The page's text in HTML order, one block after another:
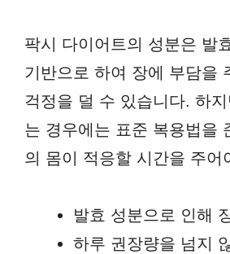
팍시 다이어트의 성분은 발
기반으로 하여 장에 부담을
걱정을 덜 수 있습니다. 하
는 경우에는 표준 복용법을
의 몸이 적응할 시간을 주어
발효 성분으로 인해
하루 권장량을 넘지